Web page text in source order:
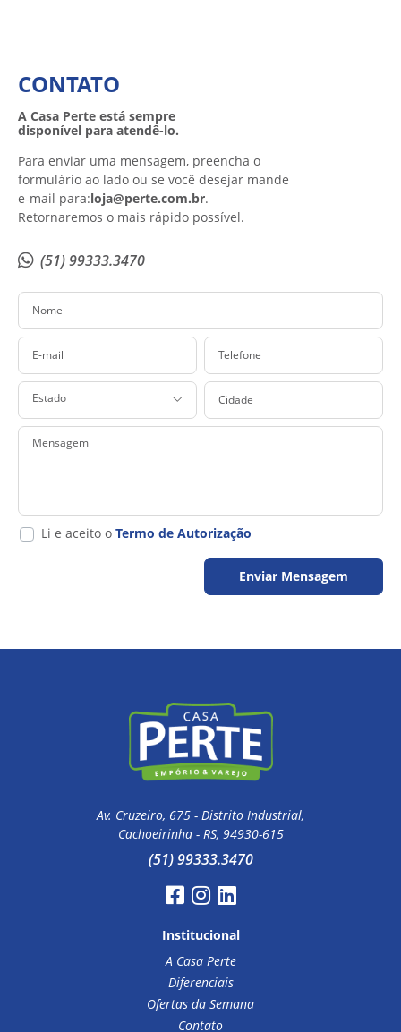
CONTATO
A Casa Perte está sempre
disponível para atendê-lo.
Para enviar uma mensagem, preencha o
formulário ao lado ou se você desejar mande
e-mail para:loja@perte.com.br.
Retornaremos o mais rápido possível.
(51) 99333.3470
Nome
E-mail Telefone
Estado
Cidade
Mensagem
Li e aceito oTermo de Autorização
Enviar Mensagem
Av. Cruzeiro, 675 - Distrito Industrial,
Cachoeirinha - RS, 94930-615
(51) 99333.3470
Institucional
A Casa Perte
Diferenciais
Ofertas da Semana
Contato